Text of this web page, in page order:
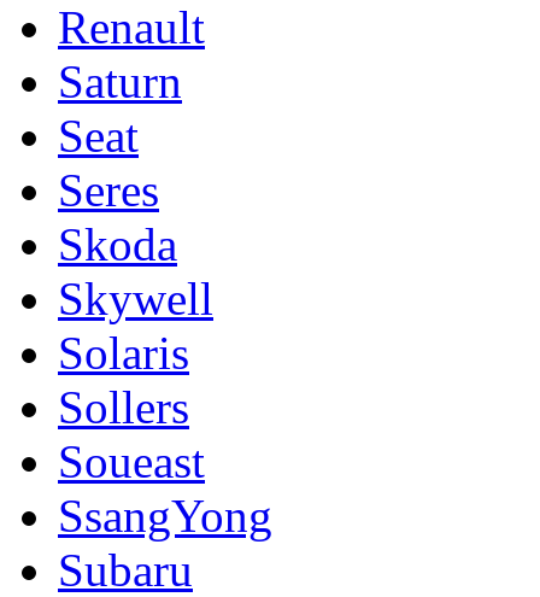
Renault
Saturn
Seat
Seres
Skoda
Skywell
Solaris
Sollers
Soueast
SsangYong
Subaru